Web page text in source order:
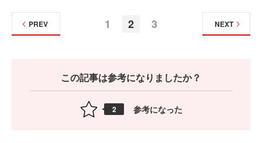
1 2 3
PREV NEXT
この記事は参考になりましたか？
2 参考になった